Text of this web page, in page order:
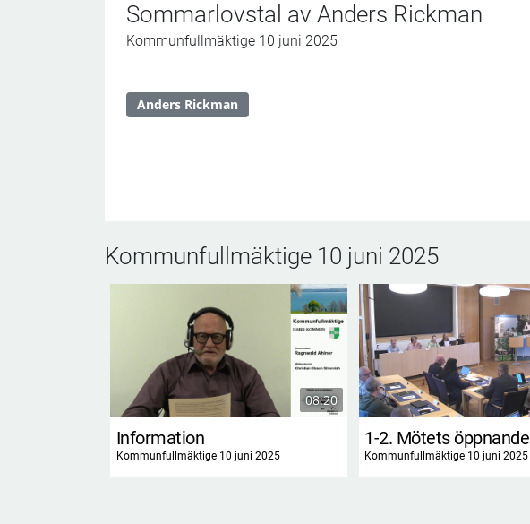
Sommarlovstal av Anders Rickman
Kommunfullmäktige 10 juni 2025
Anders Rickman
Kommunfullmäktige 10 juni 2025
08:20
Information
Kommunfullmäktige 10 juni 2025
1-2. Mötets öppnande
Kommunfullmäktige 10 juni 2025